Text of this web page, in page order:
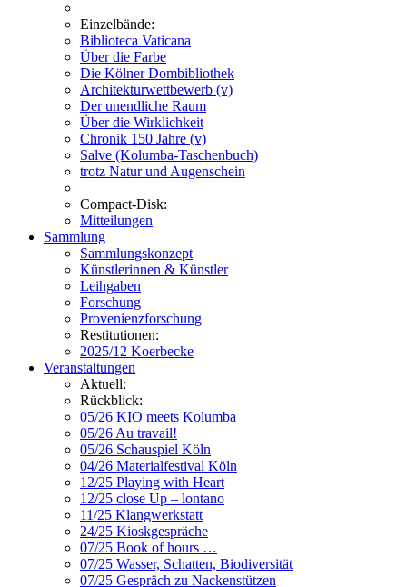
Einzelbände:
Biblioteca Vaticana
Über die Farbe
Die Kölner Dombibliothek
Architekturwettbewerb (v)
Der unendliche Raum
Über die Wirklichkeit
Chronik 150 Jahre (v)
Salve (Kolumba-Taschenbuch)
trotz Natur und Augenschein
Compact-Disk:
Mitteilungen
Sammlung
Sammlungskonzept
Künstlerinnen & Künstler
Leihgaben
Forschung
Provenienzforschung
Restitutionen:
2025/12 Koerbecke
Veranstaltungen
Aktuell:
Rückblick:
05/26 KIO meets Kolumba
05/26 Au travail!
05/26 Schauspiel Köln
04/26 Materialfestival Köln
12/25 Playing with Heart
12/25 close Up – lontano
11/25 Klangwerkstatt
24/25 Kioskgespräche
07/25 Book of hours …
07/25 Wasser, Schatten, Biodiversität
07/25 Gespräch zu Nackenstützen